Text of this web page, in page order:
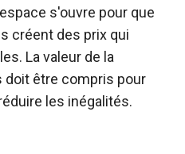
s'ouvre pour que
créent des prix qui
La valeur de la
être compris pour
les inégalités.